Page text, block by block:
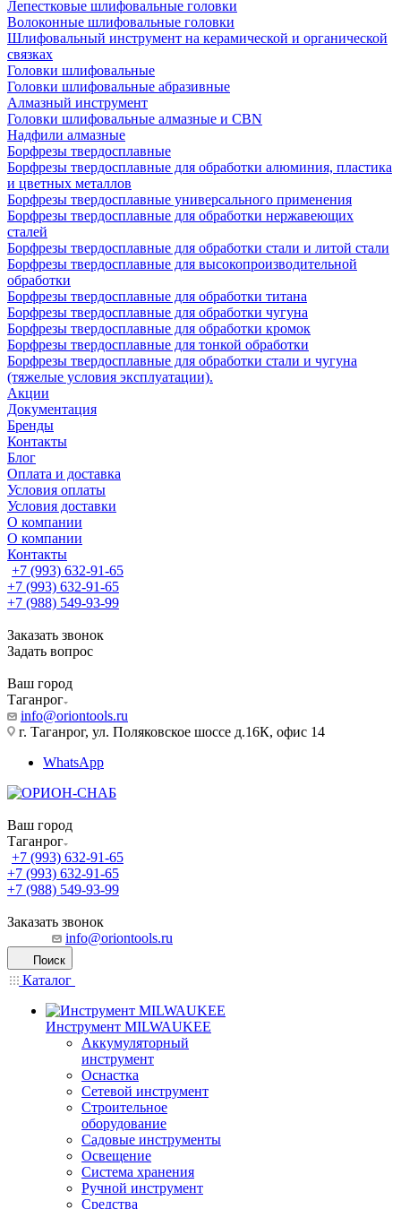
Лепестковые шлифовальные головки
Волоконные шлифовальные головки
Шлифовальный инструмент на керамической и органической
связках
Головки шлифовальные
Головки шлифовальные абразивные
Алмазный инструмент
Головки шлифовальные алмазные и CBN
Надфили алмазные
Борфрезы твердосплавные
Борфрезы твердосплавные для обработки алюминия, пластика
и цветных металлов
Борфрезы твердосплавные универсального применения
Борфрезы твердосплавные для обработки нержавеющих
сталей
Борфрезы твердосплавные для обработки стали и литой стали
Борфрезы твердосплавные для высокопроизводительной
обработки
Борфрезы твердосплавные для обработки титана
Борфрезы твердосплавные для обработки чугуна
Борфрезы твердосплавные для обработки кромок
Борфрезы твердосплавные для тонкой обработки
Борфрезы твердосплавные для обработки стали и чугуна
(тяжелые условия эксплуатации).
Акции
Документация
Бренды
Контакты
Блог
Оплата и доставка
Условия оплаты
Условия доставки
О компании
О компании
Контакты
+7 (993) 632-91-65
+7 (993) 632-91-65
+7 (988) 549-93-99
Заказать звонок
Задать вопрос
Ваш город
Таганрог
info@oriontools.ru
г. Таганрог, ул. Поляковское шоссе д.16К, офис 14
WhatsApp
Ваш город
Таганрог
+7 (993) 632-91-65
+7 (993) 632-91-65
+7 (988) 549-93-99
Заказать звонок
info@oriontools.ru
Поиск
Каталог
Инструмент MILWAUKEE
Аккумуляторный
инструмент
Оснастка
Сетевой инструмент
Строительное
оборудование
Садовые инструменты
Освещение
Система хранения
Ручной инструмент
Средства